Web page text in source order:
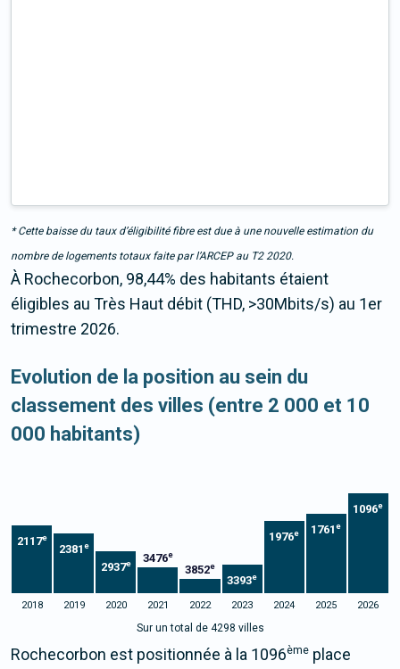
* Cette baisse du taux d’éligibilité fibre est due à une nouvelle estimation du
nombre de logements totaux faite par l’ARCEP au T2 2020.
À Rochecorbon, 98,44% des habitants étaient
éligibles au Très Haut débit (THD, >30Mbits/s) au 1er
trimestre 2026.
Evolution de la position au sein du
classement des villes (entre 2 000 et 10
000 habitants)
2117e
2381 e
2937e 3476e
3852e
3393e
1976e 1761e
1096e
2018 2019 2020 2021 2022 2023 2024 2025 2026
Sur un total de 4298 villes
Rochecorbon est positionnée à la 1096ème place